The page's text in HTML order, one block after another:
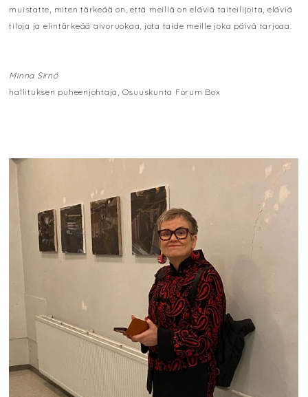
muistatte, miten tärkeää on, että meillä on eläviä taiteilijoita, eläviä
tiloja ja elintärkeää aivoruokaa, jota taide meille joka päivä tarjoaa.
Minna Sirnö
hallituksen puheenjohtaja, Osuuskunta Forum Box